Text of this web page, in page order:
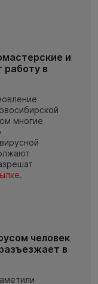
и
работу в
многие
.
человек
в